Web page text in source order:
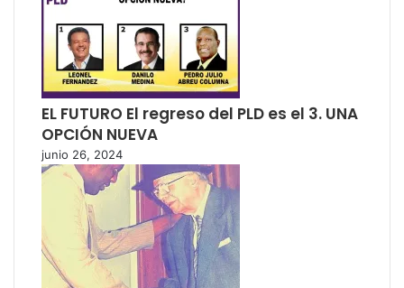
EL FUTURO El regreso del PLD es el 3. UNA
OPCIÓN NUEVA
junio 26, 2024